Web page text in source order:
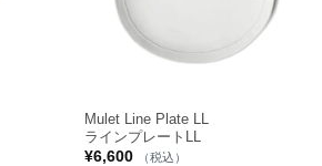
Mulet Line Plate LL
ラインプレートLL
¥6,600 （税込）